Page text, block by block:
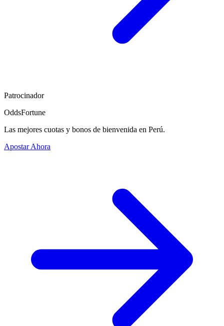
Patrocinador
OddsFortune
Las mejores cuotas y bonos de bienvenida en Perú.
Apostar Ahora